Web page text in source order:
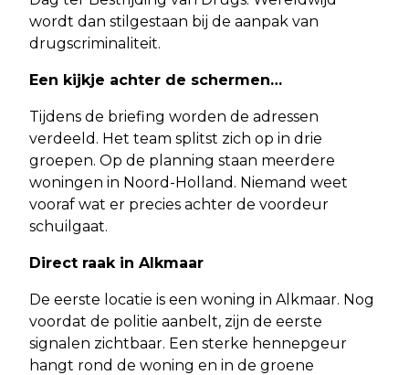
wordt dan stilgestaan bij de aanpak van
drugscriminaliteit.
Een kijkje achter de schermen…
Tijdens de briefing worden de adressen
verdeeld. Het team splitst zich op in drie
groepen. Op de planning staan meerdere
woningen in Noord-Holland. Niemand weet
vooraf wat er precies achter de voordeur
schuilgaat.
Direct raak in Alkmaar
De eerste locatie is een woning in Alkmaar. Nog
voordat de politie aanbelt, zijn de eerste
signalen zichtbaar. Een sterke hennepgeur
hangt rond de woning en in de groene